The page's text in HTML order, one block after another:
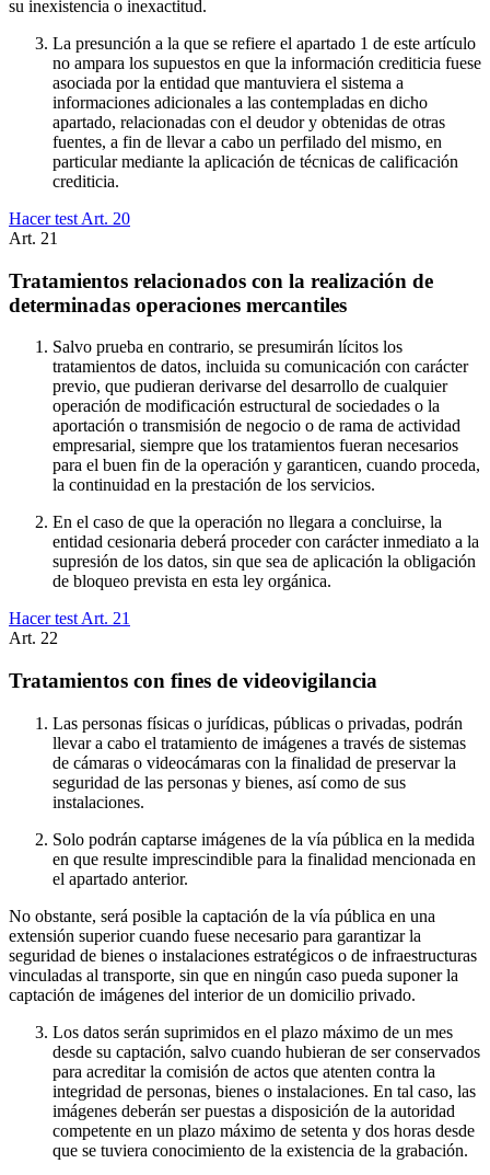
su inexistencia o inexactitud.
La presunción a la que se refiere el apartado 1 de este artículo
no ampara los supuestos en que la información crediticia fuese
asociada por la entidad que mantuviera el sistema a
informaciones adicionales a las contempladas en dicho
apartado, relacionadas con el deudor y obtenidas de otras
fuentes, a fin de llevar a cabo un perfilado del mismo, en
particular mediante la aplicación de técnicas de calificación
crediticia.
Hacer test Art. 20
Art. 21
Tratamientos relacionados con la realización de
determinadas operaciones mercantiles
Salvo prueba en contrario, se presumirán lícitos los
tratamientos de datos, incluida su comunicación con carácter
previo, que pudieran derivarse del desarrollo de cualquier
operación de modificación estructural de sociedades o la
aportación o transmisión de negocio o de rama de actividad
empresarial, siempre que los tratamientos fueran necesarios
para el buen fin de la operación y garanticen, cuando proceda,
la continuidad en la prestación de los servicios.
En el caso de que la operación no llegara a concluirse, la
entidad cesionaria deberá proceder con carácter inmediato a la
supresión de los datos, sin que sea de aplicación la obligación
de bloqueo prevista en esta ley orgánica.
Hacer test Art. 21
Art. 22
Tratamientos con fines de videovigilancia
Las personas físicas o jurídicas, públicas o privadas, podrán
llevar a cabo el tratamiento de imágenes a través de sistemas
de cámaras o videocámaras con la finalidad de preservar la
seguridad de las personas y bienes, así como de sus
instalaciones.
Solo podrán captarse imágenes de la vía pública en la medida
en que resulte imprescindible para la finalidad mencionada en
el apartado anterior.
No obstante, será posible la captación de la vía pública en una
extensión superior cuando fuese necesario para garantizar la
seguridad de bienes o instalaciones estratégicos o de infraestructuras
vinculadas al transporte, sin que en ningún caso pueda suponer la
captación de imágenes del interior de un domicilio privado.
Los datos serán suprimidos en el plazo máximo de un mes
desde su captación, salvo cuando hubieran de ser conservados
para acreditar la comisión de actos que atenten contra la
integridad de personas, bienes o instalaciones. En tal caso, las
imágenes deberán ser puestas a disposición de la autoridad
competente en un plazo máximo de setenta y dos horas desde
que se tuviera conocimiento de la existencia de la grabación.